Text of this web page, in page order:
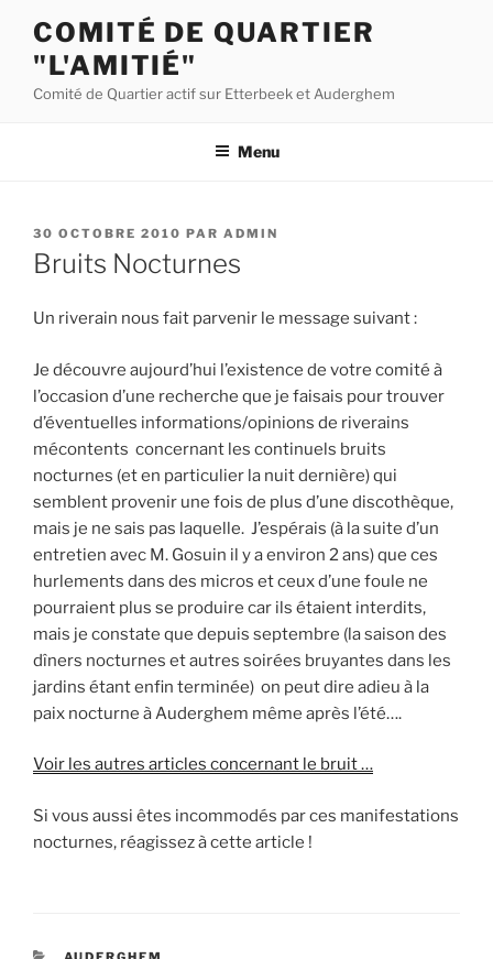
contenu
principal
COMITÉ DE QUARTIER
"L'AMITIÉ"
Comité de Quartier actif sur Etterbeek et Auderghem
Menu
PUBLIÉ
LE
30 OCTOBRE 2010 PAR ADMIN
Bruits Nocturnes
Un riverain nous fait parvenir le message suivant :
Je découvre aujourd’hui l’existence de votre comité à
l’occasion d’une recherche que je faisais pour trouver
d’éventuelles informations/opinions de riverains
mécontents concernant les continuels bruits
nocturnes (et en particulier la nuit dernière) qui
semblent provenir une fois de plus d’une discothèque,
mais je ne sais pas laquelle. J’espérais (à la suite d’un
entretien avec M. Gosuin il y a environ 2 ans) que ces
hurlements dans des micros et ceux d’une foule ne
pourraient plus se produire car ils étaient interdits,
mais je constate que depuis septembre (la saison des
dîners nocturnes et autres soirées bruyantes dans les
jardins étant enfin terminée) on peut dire adieu à la
paix nocturne à Auderghem même après l’été….
Voir les autres articles concernant le bruit …
Si vous aussi êtes incommodés par ces manifestations
nocturnes, réagissez à cette article !